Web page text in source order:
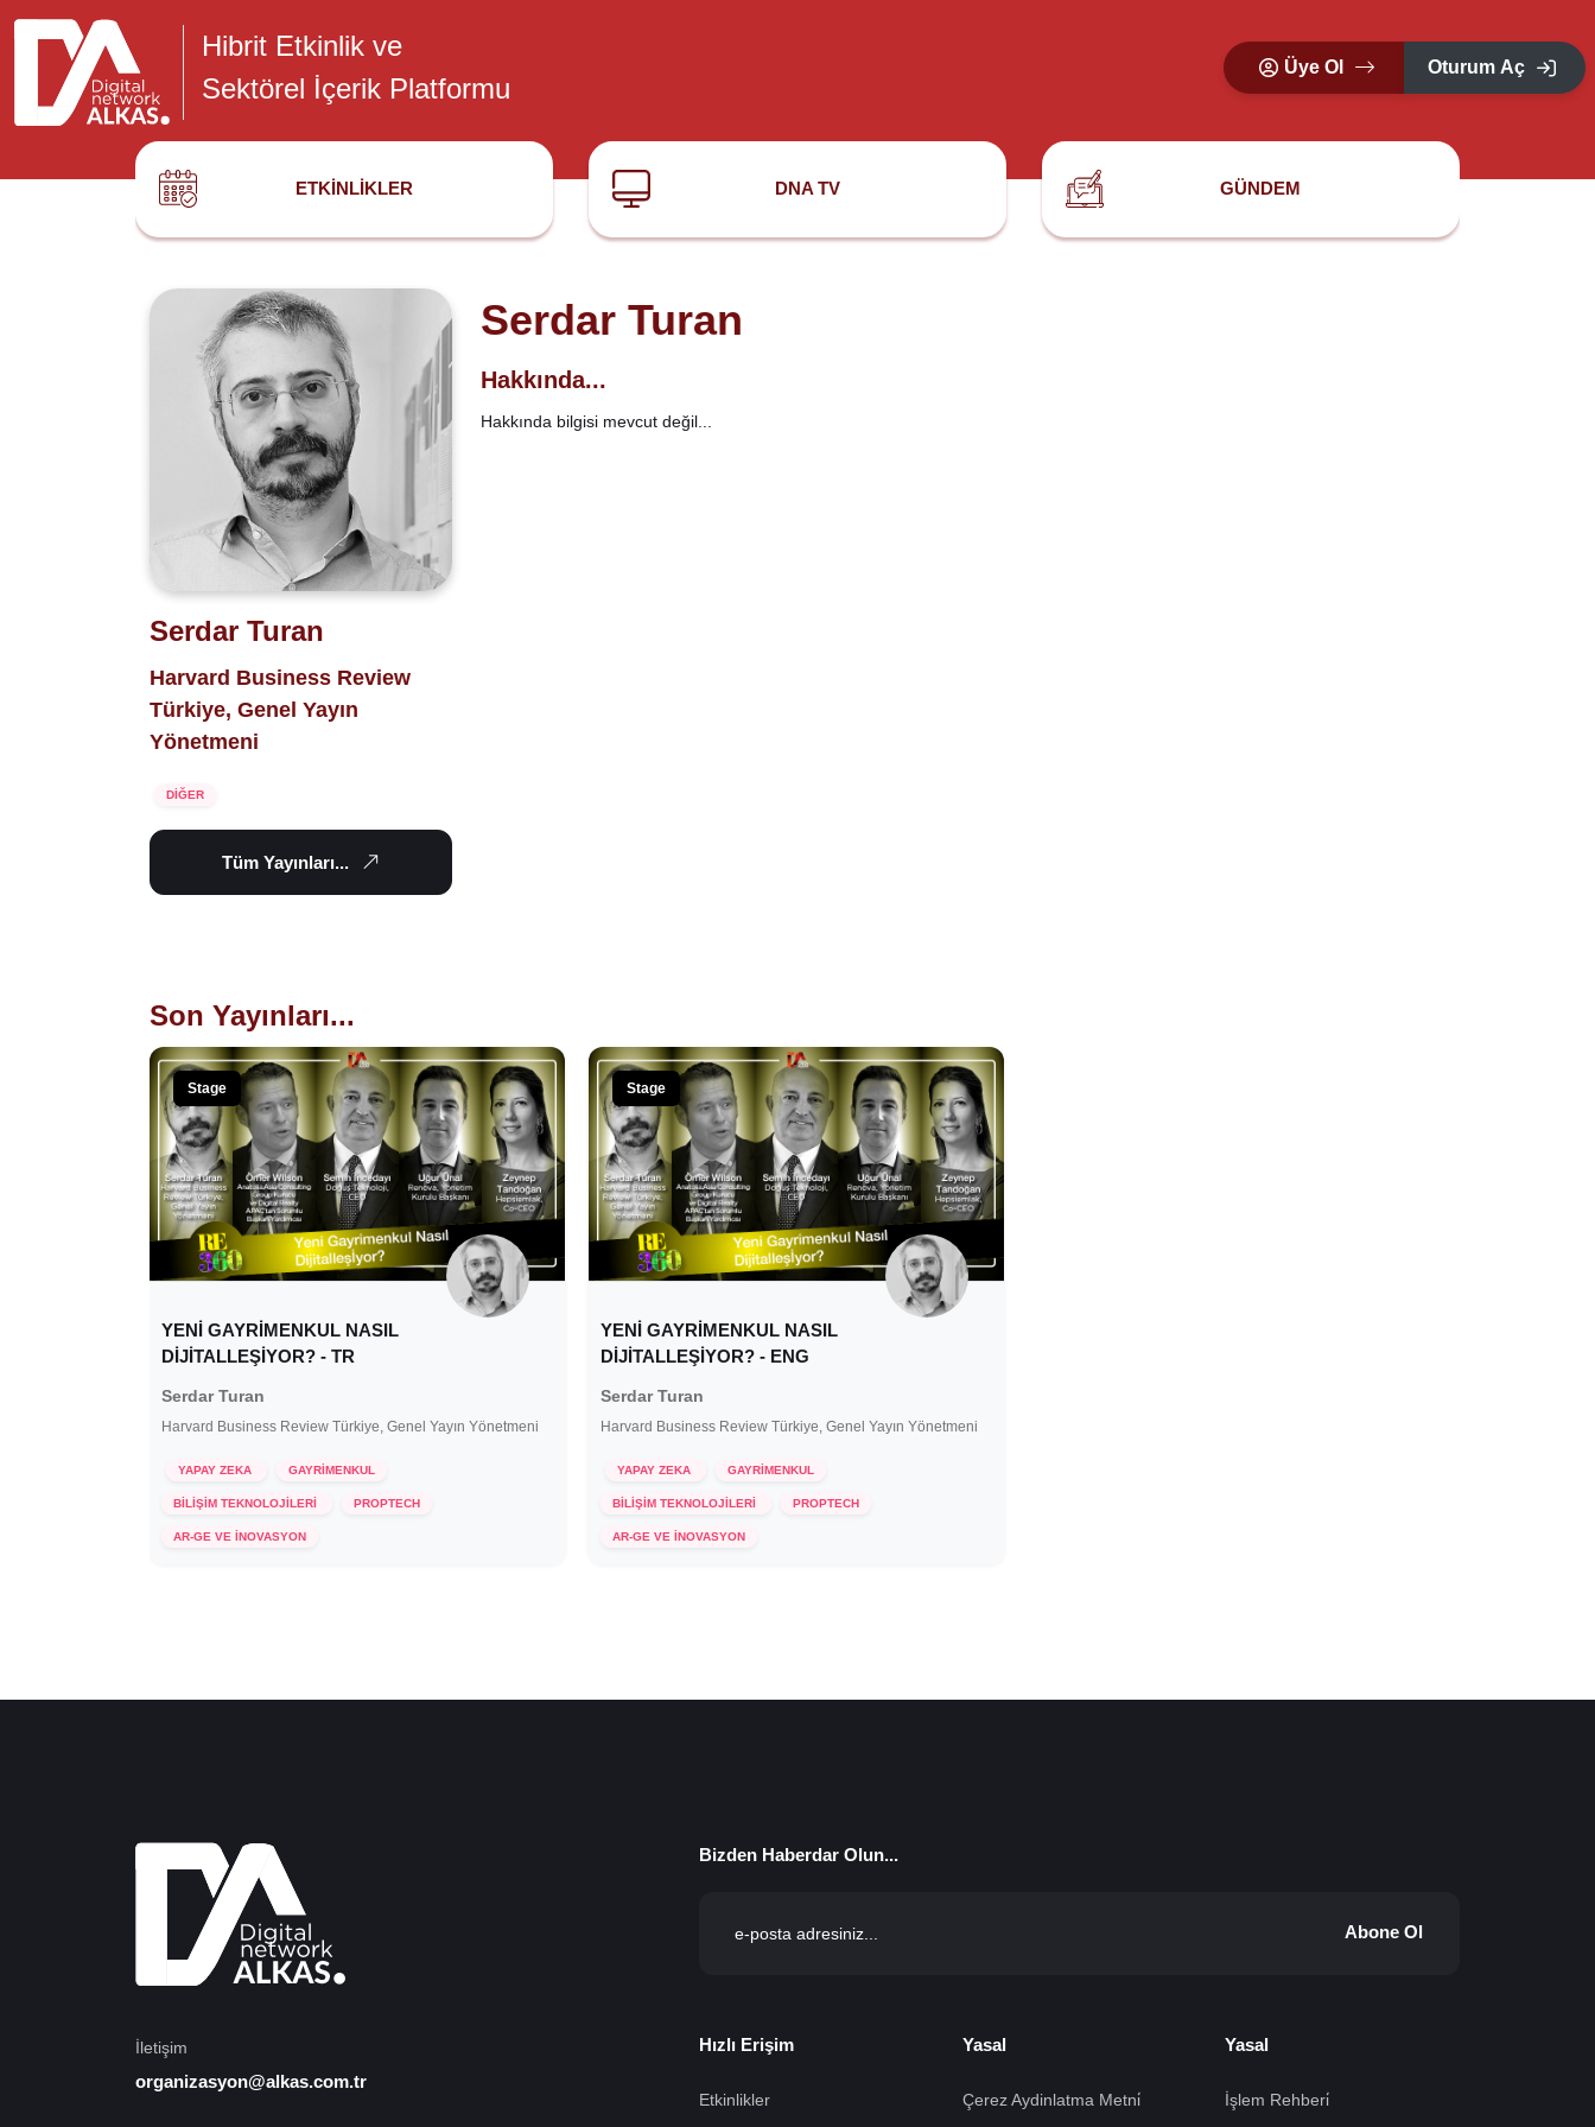
Hibrit Etkinlik ve
Sektörel İçerik Platformu
Üye Ol Oturum Aç
ETKINLIKLER DNA TV GÜNDEM
Serdar Turan
Harvard Business Review
Türkiye, Genel Yayın
Yönetmeni
DİĞER
Tüm Yayınları...
Serdar Turan
Hakkında...
Hakkında bilgisi mevcut değil...
Son Yayınları...
Stage
YENİ GAYRİMENKUL NASIL
DİJİTALLEŞİYOR? - TR
Serdar Turan
Harvard Business Review Türkiye, Genel Yayın Yönetmeni
YAPAY ZEKA GAYRİMENKUL
BİLİŞİM TEKNOLOJİLERİ PROPTECH
AR-GE VE İNOVASYON
Stage
YENİ GAYRİMENKUL NASIL
DİJİTALLEŞİYOR? - ENG
Serdar Turan
Harvard Business Review Türkiye, Genel Yayın Yönetmeni
YAPAY ZEKA GAYRİMENKUL
BİLİŞİM TEKNOLOJİLERİ PROPTECH
AR-GE VE İNOVASYON
İletişim
organizasyon@alkas.com.tr
Bizden Haberdar Olun...
Abone Ol
Hızlı Erişim
Etkinlikler
Yasal
Çerez Aydinlatma Metni̇
Yasal
İşlem Rehberi̇